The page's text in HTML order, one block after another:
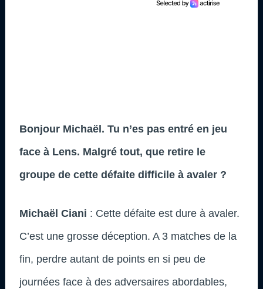
Bonjour Michaël. Tu n’es pas entré en jeu
face à Lens. Malgré tout, que retire le
groupe de cette défaite difficile à avaler ?
Michaël Ciani : Cette défaite est dure à avaler.
C’est une grosse déception. A 3 matches de la
fin, perdre autant de points en si peu de
journées face à des adversaires abordables,